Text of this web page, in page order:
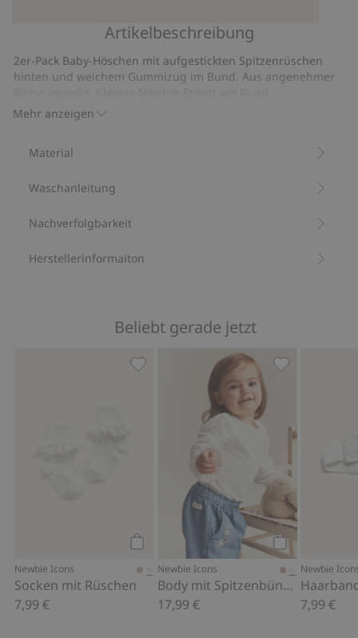
Spitzenbündchen
Socken
mit
Rüschen
Leggings
Rüschen
Artikelbeschreibung
Mehr anzeigen
2er-Pack Baby-Höschen mit aufgestickten Spitzenrüschen
hinten und weichem Gummizug im Bund. Aus angenehmer
Mit 100 % Biobaumwolle
Artikelnummer
Material
Waschanleitung
Nachverfolgbarkeit
Herstellerinformaiton
Beliebt gerade jetzt
Newbie Icons
Socken mit Rüschen
7,99 €
Socken mit Rüschen, Zu Favoriten
Kaufen
Newbie Icons
Body mit Spitzenbündchen
17,99 €
Newbie
7,99 €